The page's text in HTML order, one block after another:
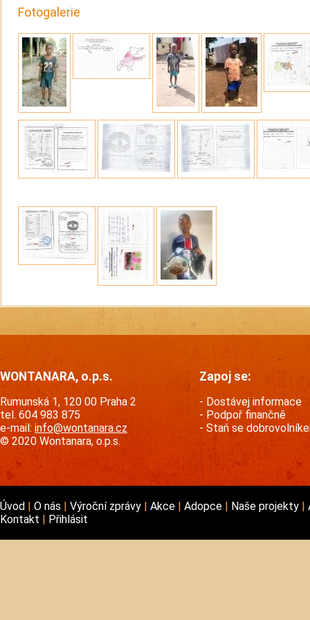
Fotogalerie
WONTANARA, o.p.s.
Rumunská 1, 120 00 Praha 2
tel. 604 983 875
e-mail: info@wontanara.cz
© 2020 Wontanara, o.p.s.
Zapoj se:
Dostávej informace
Podpoř finančně
Staň se
Úvod O nás Výroční zprávy Akce Adopce Naše projekty
Kontakt
Přihlásit